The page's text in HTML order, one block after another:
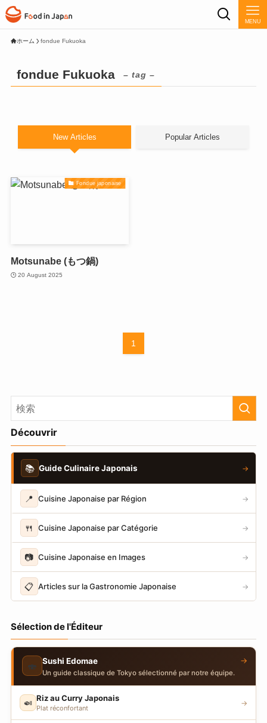
MENU
ホーム fondue Fukuoka
fondue Fukuoka – tag –
New Articles Popular Articles
Fondue japonaise
Motsunabe (もつ鍋)
20 August 2025
1
Découvrir
📚 Guide Culinaire Japonais →
📍 Cuisine Japonaise par Région →
🍴 Cuisine Japonaise par Catégorie →
📷 Cuisine Japonaise en Images →
📋 Articles sur la Gastronomie Japonaise →
Sélection de l'Éditeur
🍣 Sushi Edomae
Un guide classique de Tokyo sélectionné par notre équipe.
→
🍛 Riz au Curry Japonais
Plat réconfortant
→